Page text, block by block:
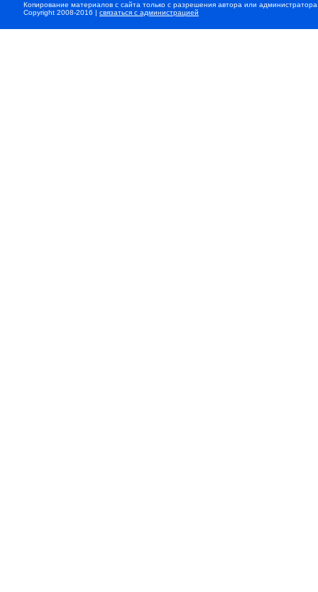
Копирование материалов с сайта только с разрешения автора или
Copyright 2008-2016 | связаться с администрацией